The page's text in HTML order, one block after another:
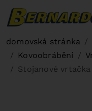
domovská stránka
Kovoobrábění
Stojanové vrtačka